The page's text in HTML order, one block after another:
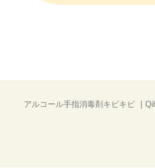
アルコール手指消毒剤キビキビ